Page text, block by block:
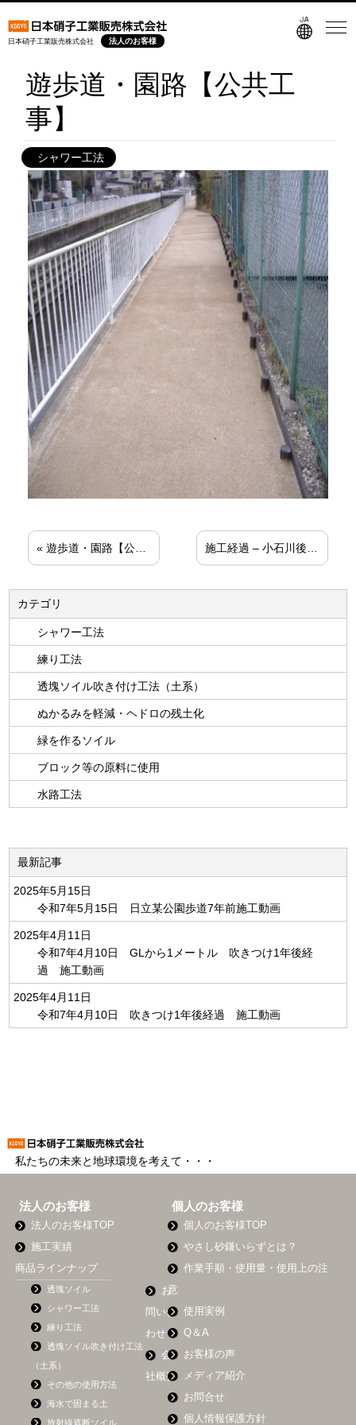
日本硝子工業販売株式会社 法人のお客様
遊歩道・園路【公共工
事】
シャワー工法
« 遊歩道・園路【公共工事】
カテゴリ
シャワー工法
練り工法
透塊ソイル吹き付け工法（土系）
ぬかるみを軽減・ヘドロの残土化
緑を作るソイル
ブロック等の原料に使用
水路工法
最新記事
2025年5月15日
令和7年5月15日 日立某公園歩道7年前施工動画
2025年4月11日
令和7年4月10日 GLから1メートル 吹きつけ1年後経
過 施工動画
2025年4月11日
令和7年4月10日 吹きつけ1年後経過 施工動画
私たちの未来と地球環境を考えて・・・
法人のお客様
法人のお客様TOP
施工実績
商品ラインナップ
透塊ソイル
シャワー工法
練り工法
透塊ソイル吹き付け工法
（土系）
その他の使用方法
海水で固まる土
放射線遮断ソイル
お
問い合
わせ
会
社概要
個人のお客様
個人のお客様TOP
やさし砂鎌いらずとは？
作業手順・使用量・使用上の注
意
使用実例
Q＆A
お客様の声
メディア紹介
お問合せ
個人情報保護方針